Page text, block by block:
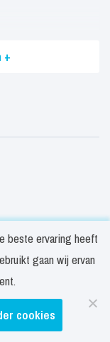
+
beste ervaring heeft
gaan wij ervan
cookies